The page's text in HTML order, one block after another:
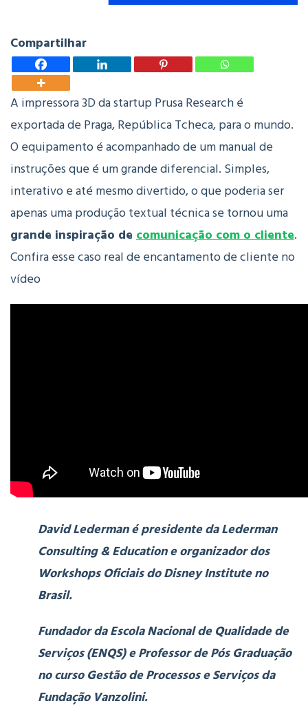
Compartilhar
A impressora 3D da startup Prusa Research é
exportada de Praga, República Tcheca, para o mundo.
O equipamento é acompanhado de um manual de
instruções que é um grande diferencial. Simples,
interativo e até mesmo divertido, o que poderia ser
apenas uma produção textual técnica se tornou uma
grande inspiração de comunicação com o cliente.
Confira esse caso real de encantamento de cliente no
vídeo
David Lederman é presidente da Lederman
Consulting & Education e organizador dos
Workshops Oficiais do Disney Institute no
Brasil.
Fundador da Escola Nacional de Qualidade de
Serviços (ENQS) e Professor de Pós Graduação
no curso Gestão de Processos e Serviços da
Fundação Vanzolini.